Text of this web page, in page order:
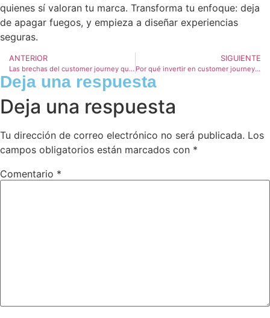
quienes sí valoran tu marca. Transforma tu enfoque: deja
de apagar fuegos, y empieza a diseñar experiencias
seguras.
ANTERIOR
Las brechas del customer journey que están frenando tu CX sin que lo notes
SIGUIENTE
Por qué invertir en customer journey no siempre mejora la retención de clientes
Deja una respuesta
Deja una respuesta
Tu dirección de correo electrónico no será publicada. Los
campos obligatorios están marcados con *
Comentario *